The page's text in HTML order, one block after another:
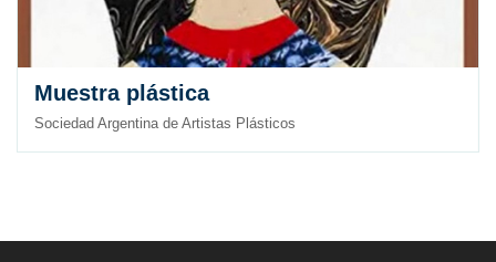
Muestra plástica
Sociedad Argentina de Artistas Plásticos